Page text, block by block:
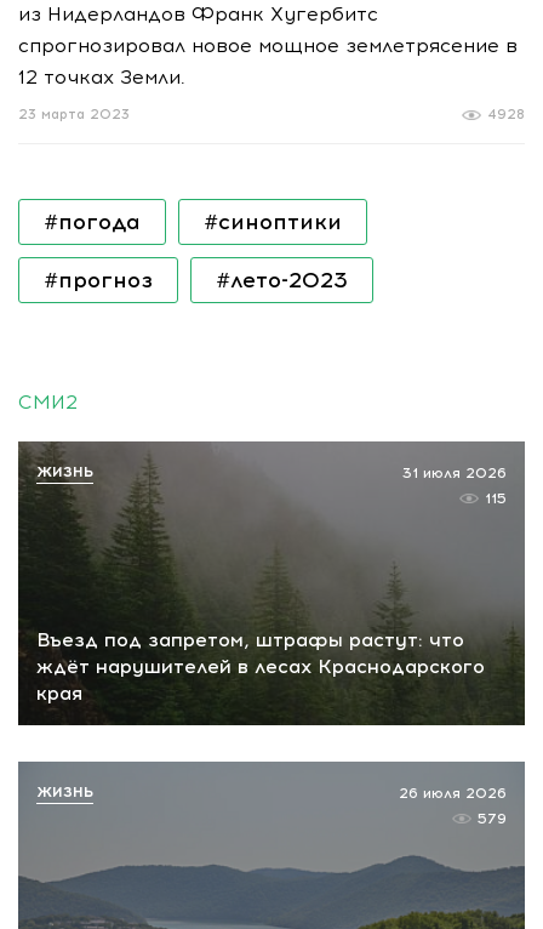
из Нидерландов Франк Хугербитс
спрогнозировал новое мощное землетрясение в
12 точках Земли.
4928
23 марта 2023
#погода #синоптики
#прогноз #лето-2023
СМИ2
Въезд под запретом, штрафы растут: что
ждёт нарушителей в лесах Краснодарского
края
31 июля 2026
115
ЖИЗНЬ
26 июля 2026
579
ЖИЗНЬ